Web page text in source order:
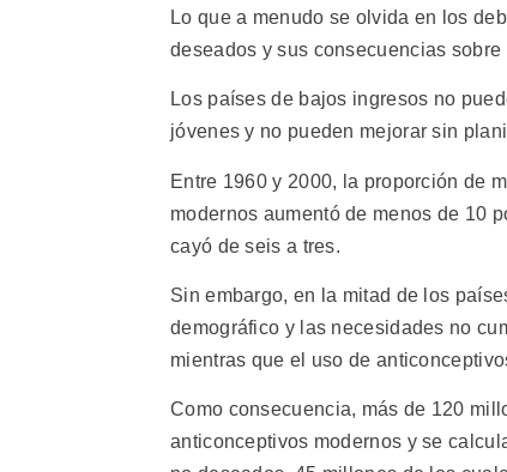
Lo que a menudo se olvida en los
deseados y sus consecuencias
Los países de bajos ingresos no
jóvenes y no pueden mejorar sin
Entre 1960 y 2000, la proporción de
modernos aumentó de menos de 10
cayó de seis a tres.
Sin embargo, en la mitad de los
demográfico y las necesidades no
mientras que el uso de
Como consecuencia, más de 120
anticonceptivos modernos y se